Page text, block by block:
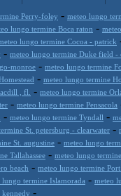
Perry-foley - meteo lungo
lungo termine Boca raton -
lungo termine Cocoa - patrick
- meteo lungo termine Duke field -
monroe - meteo lungo termine
- meteo lungo termine
, fl. - meteo lungo termine
- meteo lungo termine Pensacola
- meteo lungo termine Tyndall -
St. petersburg - clearwater -
St. augustine - meteo lungo
Tallahassee - meteo lungo
beach - meteo lungo termine
lungo termine Islamorada - meteo
kennedy -